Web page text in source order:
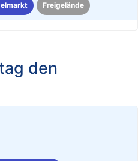
Freigelände
den